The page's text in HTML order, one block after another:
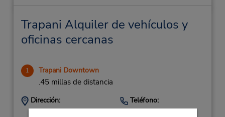
Trapani Alquiler de vehículos y
oficinas cercanas
1 Trapani Downtown
.45 millas de distancia
Dirección:
Via Avv Giuseppe
Teléfono:
(39) 0923-872848